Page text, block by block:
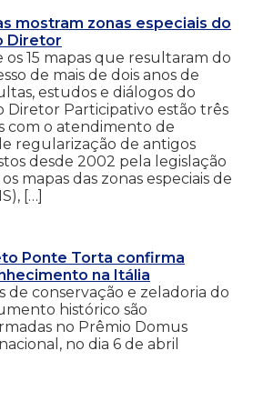
mostram zonas especiais do
Diretor
os 15 mapas que resultaram do
de mais de dois anos de
estudos e diálogos do
Diretor Participativo estão três
com o atendimento de
regularização de antigos
desde 2002 pela legislação
mapas das zonas especiais de
[…]
Ponte Torta confirma
na Itália
de conservação e zeladoria do
histórico são
no Prêmio Domus
no dia 6 de abril